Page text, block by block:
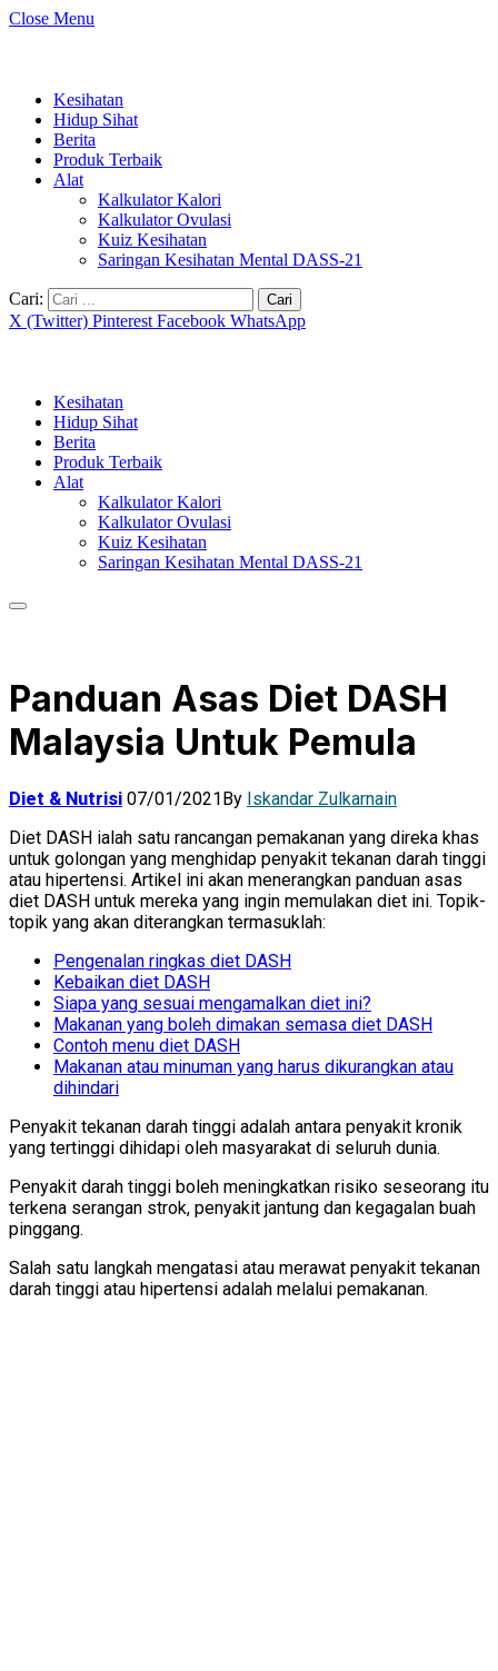
Close Menu
Kesihatan
Hidup Sihat
Berita
Produk Terbaik
Alat
Kalkulator Kalori
Kalkulator Ovulasi
Kuiz Kesihatan
Saringan Kesihatan Mental DASS-21
Cari:
X (Twitter) Pinterest Facebook WhatsApp
Kesihatan
Hidup Sihat
Berita
Produk Terbaik
Alat
Kalkulator Kalori
Kalkulator Ovulasi
Kuiz Kesihatan
Saringan Kesihatan Mental DASS-21
Panduan Asas Diet DASH
Malaysia Untuk Pemula
Diet & Nutrisi 07/01/2021By Iskandar Zulkarnain
Diet DASH ialah satu rancangan pemakanan yang direka khas
untuk golongan yang menghidap penyakit tekanan darah tinggi
atau hipertensi. Artikel ini akan menerangkan panduan asas
diet DASH untuk mereka yang ingin memulakan diet ini. Topik-
topik yang akan diterangkan termasuklah:
Pengenalan ringkas diet DASH
Kebaikan diet DASH
Siapa yang sesuai mengamalkan diet ini?
Makanan yang boleh dimakan semasa diet DASH
Contoh menu diet DASH
Makanan atau minuman yang harus dikurangkan atau
dihindari
Penyakit tekanan darah tinggi adalah antara penyakit kronik
yang tertinggi dihidapi oleh masyarakat di seluruh dunia.
Penyakit darah tinggi boleh meningkatkan risiko seseorang itu
terkena serangan strok, penyakit jantung dan kegagalan buah
pinggang.
Salah satu langkah mengatasi atau merawat penyakit tekanan
darah tinggi atau hipertensi adalah melalui pemakanan.